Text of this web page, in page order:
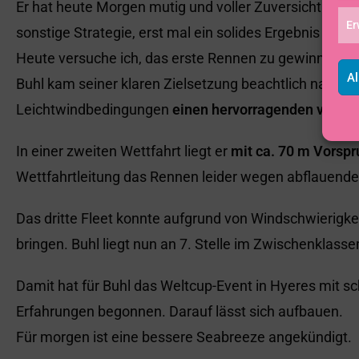
Er hat heute Morgen mutig und voller Zuversicht
sonstige Strategie, erst mal ein solides Ergebnis
Heute versuche ich, das erste Rennen zu gewinnen.“
Buhl kam seiner klaren Zielsetzung beachtlich nahe.
Leichtwindbedingungen einen hervorragenden vierten
In einer zweiten Wettfahrt liegt er mit ca. 70 m
Wettfahrtleitung das Rennen leider wegen
Das dritte Fleet konnte aufgrund von
bringen. Buhl liegt nun an 7. Stelle im
Damit hat für Buhl das Weltcup-Event in Hyeres mit
Erfahrungen begonnen. Darauf lässt sich aufbauen.
Für morgen ist eine bessere Seabreeze angekündigt.